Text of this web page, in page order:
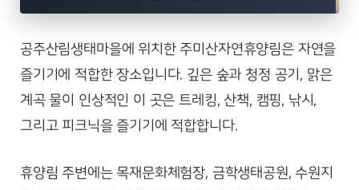
공주산림생태마을에 위치한 주미산자연휴양림은 자연을
즐기기에 적합한 장소입니다. 깊은 숲과 청정 공기, 맑은
계곡 물이 인상적인 이 곳은 트레킹, 산책, 캠핑, 낚시,
그리고 피크닉을 즐기기에 적합합니다.
휴양림 주변에는 목재문화체험장, 금학생태공원, 수원지